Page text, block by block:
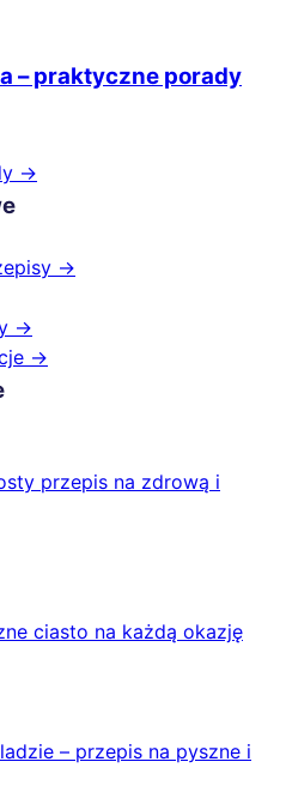
– praktyczne porady
→
→
→
→
przepis na zdrową i
ciasto na każdą okazję
– przepis na pyszne i